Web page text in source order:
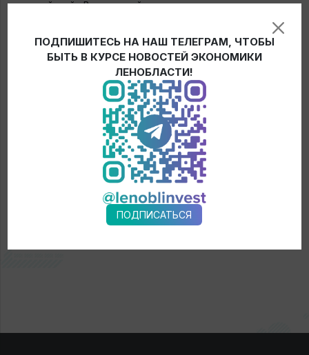
и российской «Велесстрой», при поддержке
области, а также при участии экспортно-кредитного
агентства Италии SACE.
ПОДПИШИТЕСЬ НА НАШ ТЕЛЕГРАМ, ЧТОБЫ
БЫТЬ В КУРСЕ НОВОСТЕЙ ЭКОНОМИКИ
ЛЕНОБЛАСТИ!
ПОДПИСАТЬСЯ